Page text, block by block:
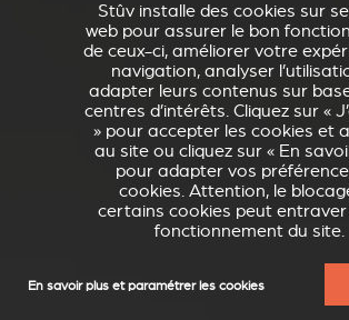
Stûv installe des cookies sur
web pour assurer le bon
de ceux-ci, améliorer votre
navigation, analyser
adapter leurs contenus sur
centres d’intérêts. Cliquez sur «
» pour accepter les cookies et
au site ou cliquez sur « En
pour adapter vos
cookies. Attention, le
certains cookies peut entraver
fonctionnement du site.
En savoir plus et paramétrer les cookies